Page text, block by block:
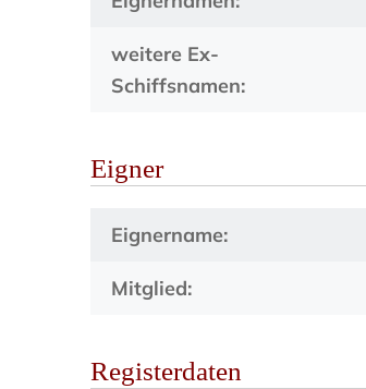
weitere Ex-
Schiffsnamen:
Eigner
Eignername:
Mitglied:
Registerdaten